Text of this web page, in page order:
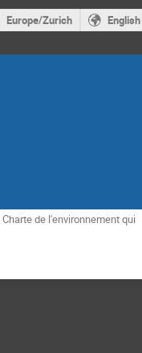
Europe/Zurich
de l'environnement qui